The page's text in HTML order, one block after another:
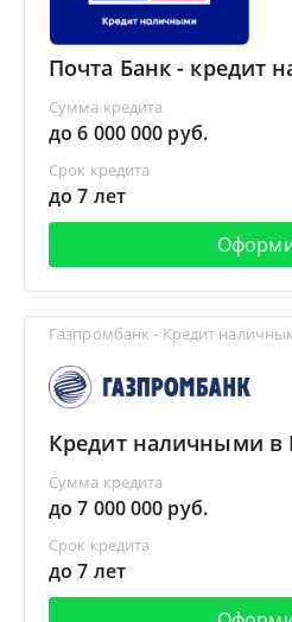
Почта Банк - кредит
Сумма кредита
до 6 000 000 руб.
Срок кредита
до 7 лет
Газпромбанк - Кредит
Кредит наличными в
Сумма кредита
до 7 000 000 руб.
Срок кредита
до 7 лет